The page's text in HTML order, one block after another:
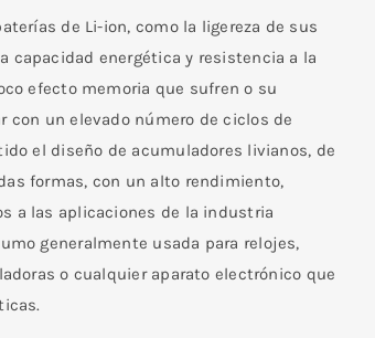
de Li-ion, como la ligereza de sus
capacidad energética y resistencia a la
efecto memoria que sufren o su
con un elevado número de ciclos de
el diseño de acumuladores livianos, de
formas, con un alto rendimiento,
a las aplicaciones de la industria
generalmente usada para relojes,
o cualquier aparato electrónico que